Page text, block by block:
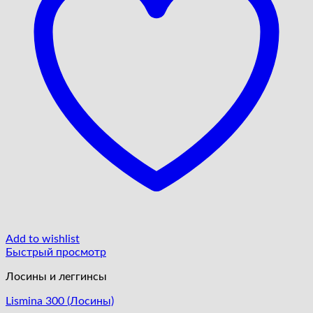
Add to wishlist
Быстрый просмотр
Лосины и леггинсы
Lismina 300 (Лосины)